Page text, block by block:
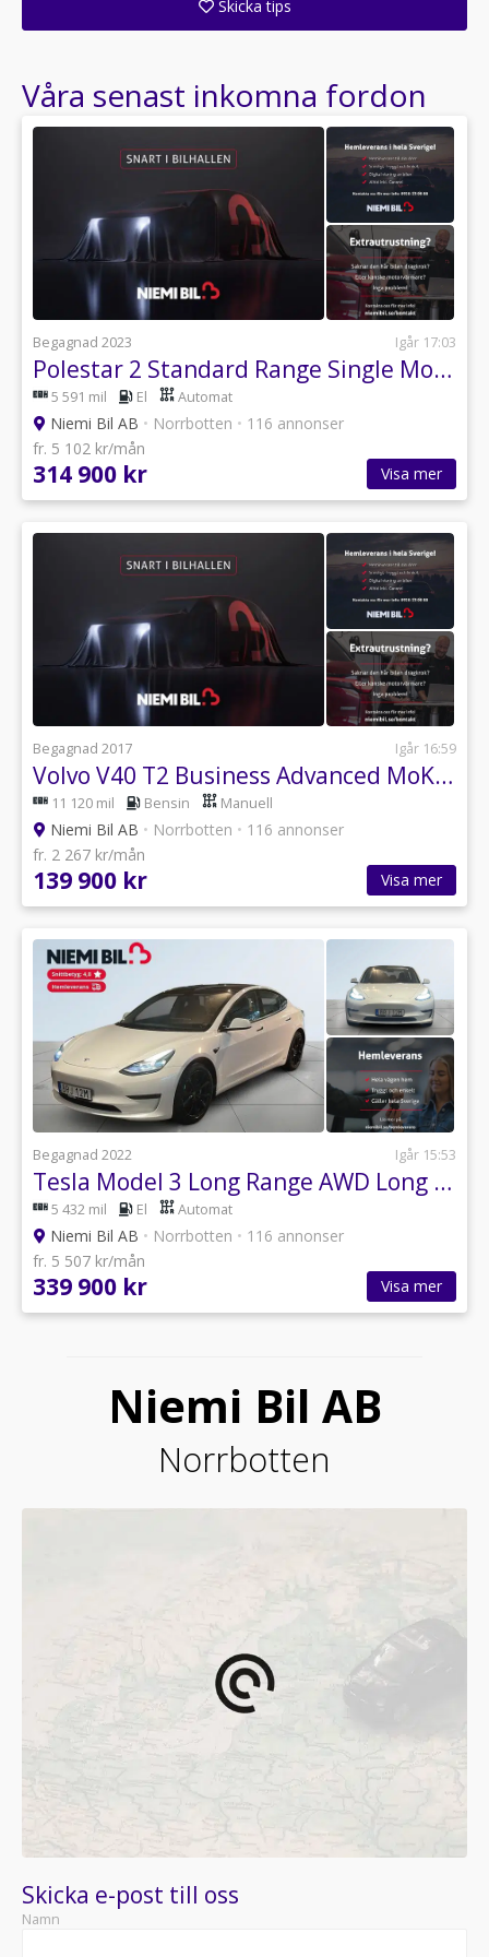
Skicka tips
Våra senast inkomna fordon
Begagnad 2023 Igår 17:03
Polestar 2 Standard Range Single Motor Drag/SoV/Kamera/Carplay
5 591 mil El Automat
Niemi Bil AB • Norrbotten • 116 annonser
fr. 5 102 kr/mån
314 900 kr Visa mer
Begagnad 2017 Igår 16:59
Volvo V40 T2 Business Advanced MoK/Pvärm/Sov/Psens/BLIS
11 120 mil Bensin Manuell
Niemi Bil AB • Norrbotten • 116 annonser
fr. 2 267 kr/mån
139 900 kr Visa mer
Begagnad 2022 Igår 15:53
Tesla Model 3 Long Range AWD Long Range Skinn/SoV/Autopilot/Pano
5 432 mil El Automat
Niemi Bil AB • Norrbotten • 116 annonser
fr. 5 507 kr/mån
339 900 kr Visa mer
Niemi Bil AB
Norrbotten
Skicka e-post till oss
Namn